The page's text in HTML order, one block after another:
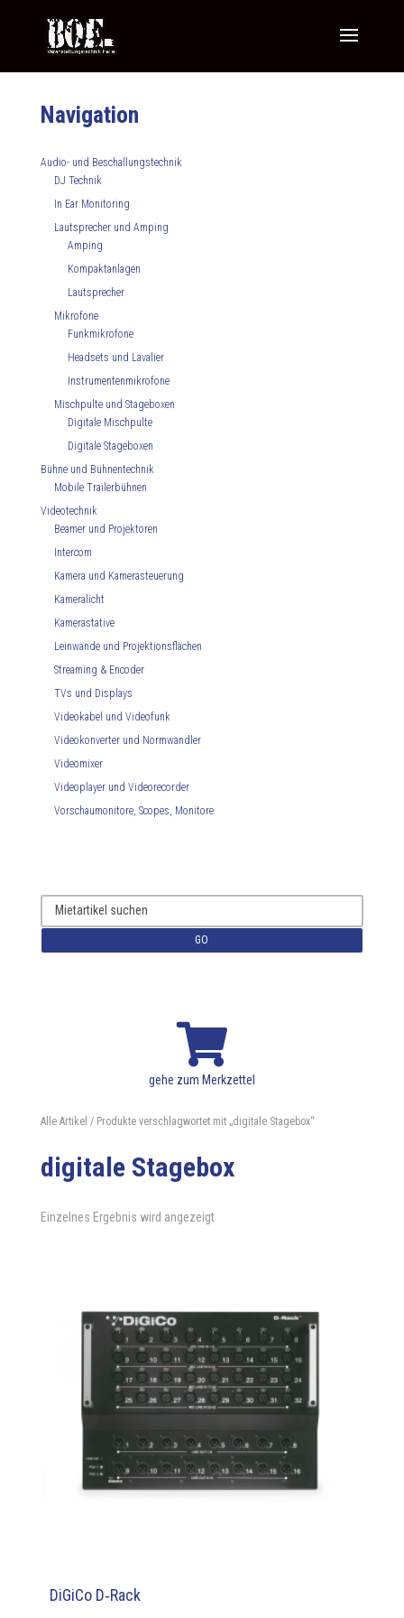
Navigation
Audio- und Beschallungstechnik
DJ Technik
In Ear Monitoring
Lautsprecher und Amping
Amping
Kompaktanlagen
Lautsprecher
Mikrofone
Funkmikrofone
Headsets und Lavalier
Instrumentenmikrofone
Mischpulte und Stageboxen
Digitale Mischpulte
Digitale Stageboxen
Bühne und Bühnentechnik
Mobile Trailerbühnen
Videotechnik
Beamer und Projektoren
Intercom
Kamera und Kamerasteuerung
Kameralicht
Kamerastative
Leinwände und Projektionsflächen
Streaming & Encoder
TVs und Displays
Videokabel und Videofunk
Videokonverter und Normwandler
Videomixer
Videoplayer und Videorecorder
Vorschaumonitore, Scopes, Monitore
GO

gehe zum Merkzettel
Alle Artikel / Produkte verschlagwortet mit „digitale Stagebox“
digitale Stagebox
Einzelnes Ergebnis wird angezeigt
DiGiCo D‑Rack